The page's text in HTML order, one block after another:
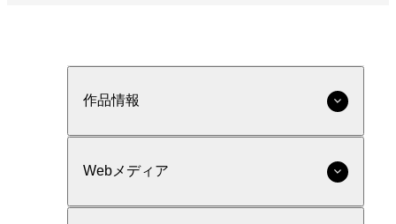
作品情報
Webメディア